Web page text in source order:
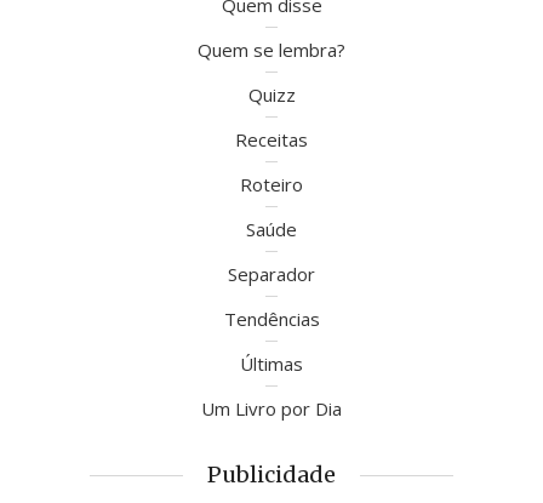
Quem disse
Quem se lembra?
Quizz
Receitas
Roteiro
Saúde
Separador
Tendências
Últimas
Um Livro por Dia
Publicidade